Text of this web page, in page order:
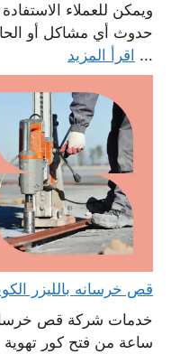
ويمكن للعملاء
حدوث أي مشاكل أو
... اقرأ المزيد
قص خرسانه بالليزر الكويت 65932555 فتح كور
ساعة من فتح كور تهوية